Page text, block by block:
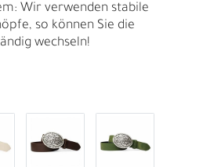
Wir verwenden stabile
so können Sie die
wechseln!